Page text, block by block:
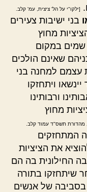
[ילקו"י על הל' ציצית, עמ' קלב.
בני ישיבות צעירים
מחוץ
שמים במקום
שאינם הולכים
עצמם למחנה בני
ויתחזקו
ורבותינו
מחוץ
מהדורת תשס"ד עמוד קלב.
המתחזקים
את הציציות
החילונית בה הם
שיתחזקו בתורה
בסביבה של אנשים